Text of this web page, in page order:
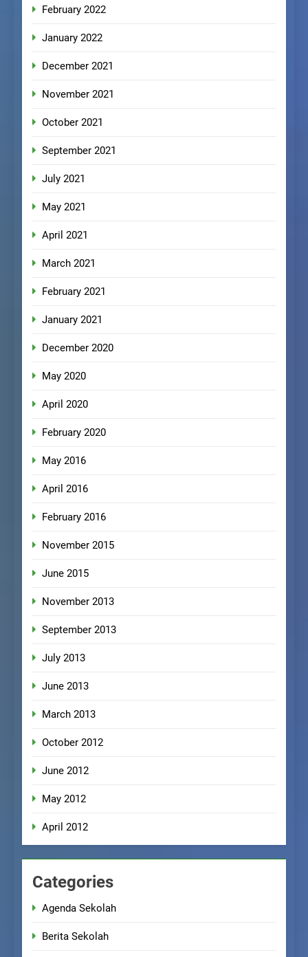
February 2022
January 2022
December 2021
November 2021
October 2021
September 2021
July 2021
May 2021
April 2021
March 2021
February 2021
January 2021
December 2020
May 2020
April 2020
February 2020
May 2016
April 2016
February 2016
November 2015
June 2015
November 2013
September 2013
July 2013
June 2013
March 2013
October 2012
June 2012
May 2012
April 2012
Categories
Agenda Sekolah
Berita Sekolah